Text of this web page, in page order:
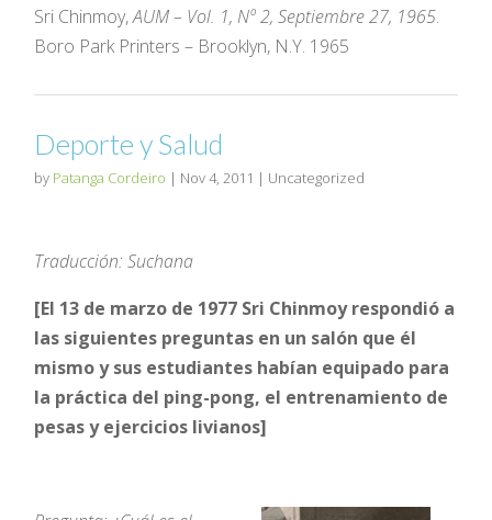
Sri Chinmoy,AUM – Vol. 1, Nº 2, Septiembre 27, 1965.
Boro Park Printers – Brooklyn, N.Y. 1965
Deporte y Salud
by Patanga Cordeiro | Nov 4, 2011 | Uncategorized
Traducción: Suchana
[El 13 de marzo de 1977 Sri Chinmoy respondió a
las siguientes preguntas en un salón que él
mismo y sus estudiantes habían equipado para
la práctica del ping-pong, el entrenamiento de
pesas y ejercicios livianos]